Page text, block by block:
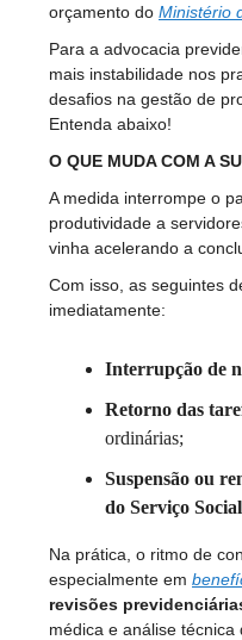
orçamento do Ministério
Para a advocacia
mais instabilidade nos
desafios na gestão de
Entenda abaixo!
O QUE MUDA COM A
A medida interrompe o
produtividade a
vinha acelerando a
Com isso, as seguintes
imediatamente:
Interrupção de
Retorno das
ordinárias;
Suspensão ou
do Serviço Social
Na prática, o ritmo de
especialmente em
revisões
médica e análise técnica